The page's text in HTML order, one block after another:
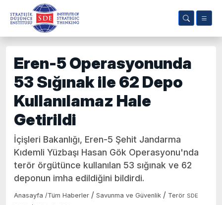
Eren-5 Operasyonunda
53 Sığınak ile 62 Depo
Kullanılamaz Hale
Getirildi
İçişleri Bakanlığı, Eren-5 Şehit Jandarma
Kıdemli Yüzbaşı Hasan Gök Operasyonu'nda
terör örgütünce kullanılan 53 sığınak ve 62
deponun imha edildiğini bildirdi.
Anasayfa /Tüm Haberler / Savunma ve Güvenlik / Terör SDE